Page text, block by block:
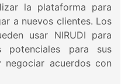
la plataforma para
a nuevos clientes. Los
usar NIRUDI para
potenciales para sus
acuerdos con